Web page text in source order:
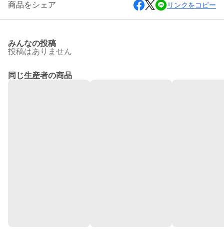
商品をシェア リンクをコピー
みんなの投稿
投稿はありません
同じ生産者の商品